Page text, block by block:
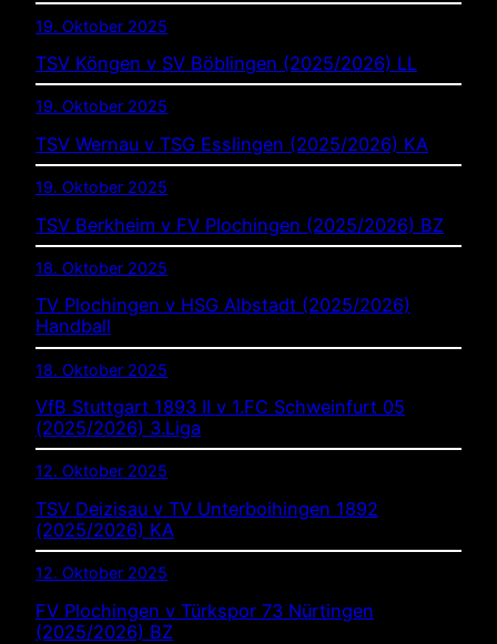
19. Oktober 2025
TSV Köngen v SV Böblingen (2025/2026) LL
19. Oktober 2025
TSV Wernau v TSG Esslingen (2025/2026) KA
19. Oktober 2025
TSV Berkheim v FV Plochingen (2025/2026) BZ
18. Oktober 2025
TV Plochingen v HSG Albstadt (2025/2026)
Handball
18. Oktober 2025
VfB Stuttgart 1893 II v 1.FC Schweinfurt 05
(2025/2026) 3.Liga
12. Oktober 2025
TSV Deizisau v TV Unterboihingen 1892
(2025/2026) KA
12. Oktober 2025
FV Plochingen v Türkspor 73 Nürtingen
(2025/2026) BZ